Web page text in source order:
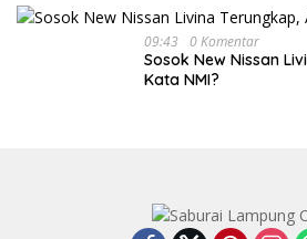
09:43
0 Komentar
Sosok New Nissan
Kata NMI?